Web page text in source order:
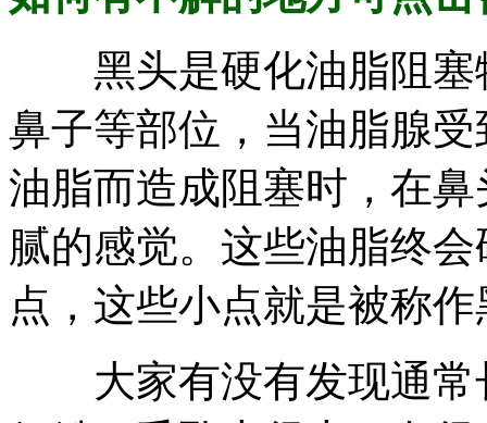
黑头是硬化油脂阻塞
鼻子等部位，当油脂腺
油脂而造成阻塞时，在
腻的感觉。这些油脂终
点，这些小点就是被称
大家有没有发现通常